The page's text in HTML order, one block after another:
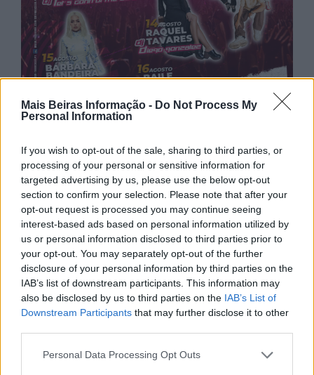
Mais Beiras Informação - Do Not Process My
Personal Information
If you wish to opt-out of the sale, sharing to third parties, or
processing of your personal or sensitive information for
targeted advertising by us, please use the below opt-out
section to confirm your selection. Please note that after your
opt-out request is processed you may continue seeing
interest-based ads based on personal information utilized by
us or personal information disclosed to third parties prior to
your opt-out. You may separately opt-out of the further
disclosure of your personal information by third parties on the
IAB’s list of downstream participants. This information may
also be disclosed by us to third parties on the IAB’s List of
Downstream Participants that may further disclose it to other
Personal Data Processing Opt Outs